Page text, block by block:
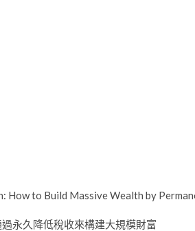
How to Build Massive Wealth by
永久降低稅收來構建大規模財富